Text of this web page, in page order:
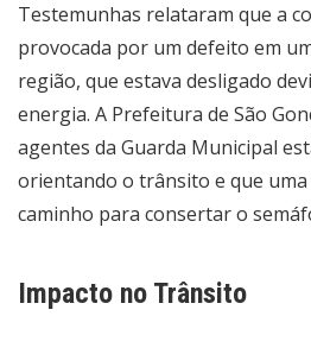
Testemunhas relataram que a
provocada por um defeito em
região, que estava desligado
energia. A Prefeitura de São
agentes da Guarda Municipal
orientando o trânsito e que uma
caminho para consertar o
Impacto no Trânsito